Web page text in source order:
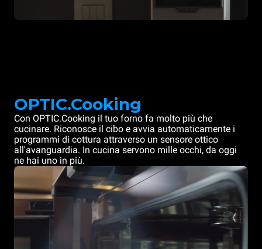
OPTIC.Cooking
Con OPTIC.Cooking il tuo forno fa molto più che
cucinare. Riconosce il cibo e avvia automaticamente i
programmi di cottura attraverso un sensore ottico
all'avanguardia. In cucina servono mille occhi, da oggi
ne hai uno in più.